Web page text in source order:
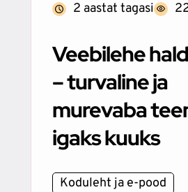
2 aastat tagasi
Veebilehe
– turvaline ja
murevaba
igaks kuuks
Koduleht ja e-pood